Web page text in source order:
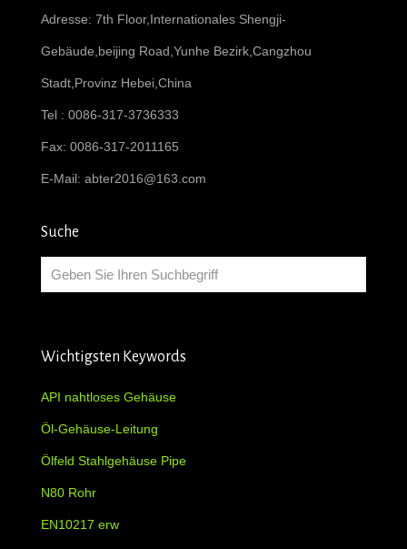
Adresse: 7th Floor,Internationales Shengji-
Gebäude,beijing Road,Yunhe Bezirk,Cangzhou
Stadt,Provinz Hebei,China
Tel : 0086-317-3736333
Fax: 0086-317-2011165
E-Mail: abter2016@163.com
Suche
Wichtigsten Keywords
API nahtloses Gehäuse
Öl-Gehäuse-Leitung
Ölfeld Stahlgehäuse Pipe
N80 Rohr
EN10217 erw